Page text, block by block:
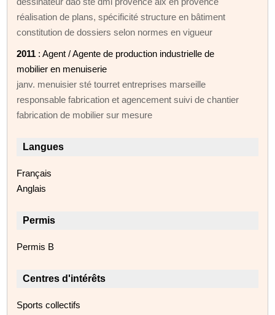
réalisation de plans, spécificité structure en bâtiment
constitution de dossiers selon normes en vigueur
2011 : Agent / Agente de production industrielle de
mobilier en menuiserie
janv. menuisier sté tourret entreprises marseille
responsable fabrication et agencement suivi de chantier
fabrication de mobilier sur mesure
Langues
Français
Anglais
Permis
Permis B
Centres d'intérêts
Sports collectifs